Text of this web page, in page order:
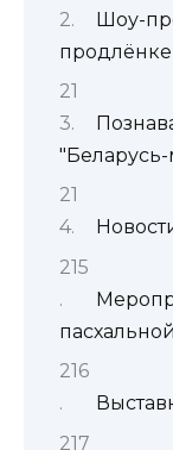
Шоу-